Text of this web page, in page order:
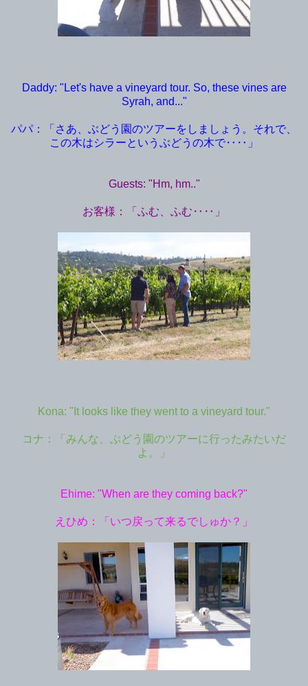
Daddy: "Let's have a vineyard tour. So, these vines are
Syrah, and..."
パパ：「さあ、ぶどう園のツアーをしましょう。それで、
この木はシラーというぶどうの木で‥‥」
Guests: "Hm, hm.."
お客様：「ふむ、ふむ‥‥」
Kona: "It looks like they went to a vineyard tour."
コナ：「みんな、ぶどう園のツアーに行ったみたいだ
よ。」
Ehime: "When are they coming back?"
えひめ：「いつ戻って来るでしゅか？」